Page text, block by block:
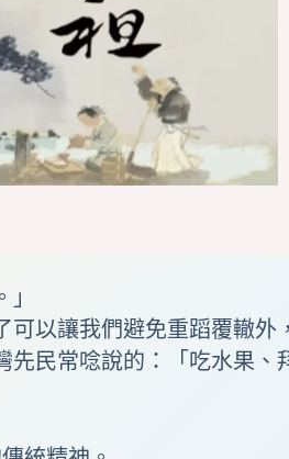
可以讓我們避免重蹈覆轍外
先民常唸說的：「吃水果